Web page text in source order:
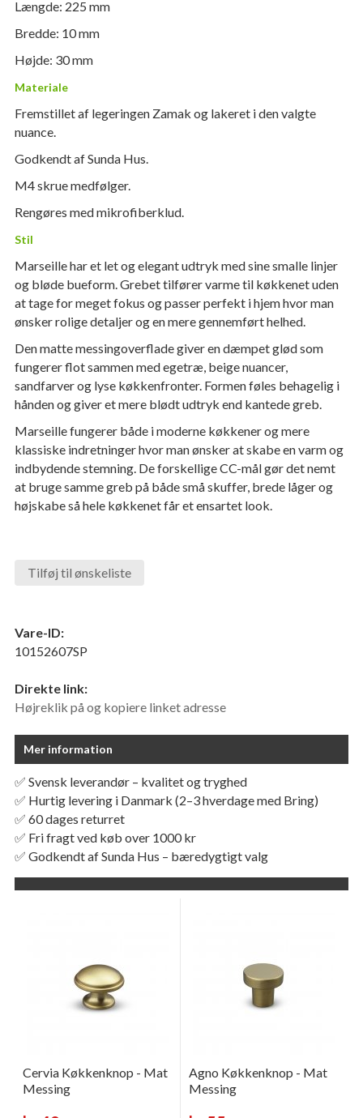
Længde: 225 mm
Bredde: 10 mm
Højde: 30 mm
Materiale
Fremstillet af legeringen Zamak og lakeret i den valgte
nuance.
Godkendt af Sunda Hus.
M4 skrue medfølger.
Rengøres med mikrofiberklud.
Stil
Marseille har et let og elegant udtryk med sine smalle linjer
og bløde bueform. Grebet tilfører varme til køkkenet uden
at tage for meget fokus og passer perfekt i hjem hvor man
ønsker rolige detaljer og en mere gennemført helhed.
Den matte messingoverflade giver en dæmpet glød som
fungerer flot sammen med egetræ, beige nuancer,
sandfarver og lyse køkkenfronter. Formen føles behagelig i
hånden og giver et mere blødt udtryk end kantede greb.
Marseille fungerer både i moderne køkkener og mere
klassiske indretninger hvor man ønsker at skabe en varm og
indbydende stemning. De forskellige CC-mål gør det nemt
at bruge samme greb på både små skuffer, brede låger og
højskabe så hele køkkenet får et ensartet look.
Tilføj til ønskeliste
Vare-ID:
10152607SP
Direkte link:
Højreklik på og kopiere linket adresse
Mer information
✅ Svensk leverandør – kvalitet og tryghed
✅ Hurtig levering i Danmark (2–3 hverdage med Bring)
✅ 60 dages returret
✅ Fri fragt ved køb over 1000 kr
✅ Godkendt af Sunda Hus – bæredygtigt valg
Cervia Køkkenknop - Mat
Messing
Agno Køkkenknop - Mat
Messing